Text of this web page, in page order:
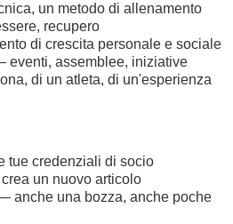
un metodo di allenamento
recupero
di crescita personale e sociale
eventi, assemblee, iniziative
di un atleta, di un'esperienza
tue credenziali di socio
un nuovo articolo
anche una bozza, anche poche